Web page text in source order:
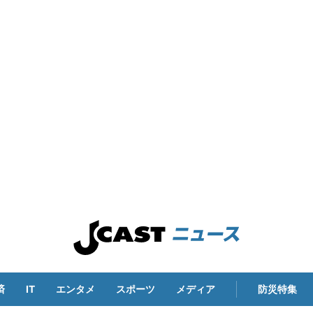
IT エンタメ スポーツ メディア 防災特集